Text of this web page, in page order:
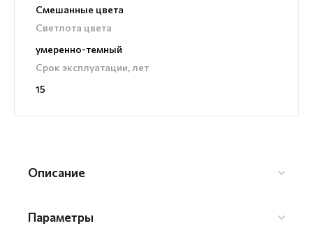
Смешанные цвета
Светлота цвета
умеренно-темный
Срок эксплуатации, лет
15
Описание
Параметры